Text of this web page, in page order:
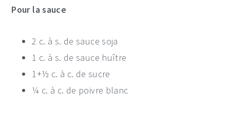
Pour la sauce
2 c. à s. de sauce soja
1 c. à s. de sauce huître
1+½ c. à c. de sucre
¼ c. à c. de poivre blanc